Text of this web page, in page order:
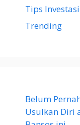
Tips Investasi
Trending
Belum
Usulkan Diri